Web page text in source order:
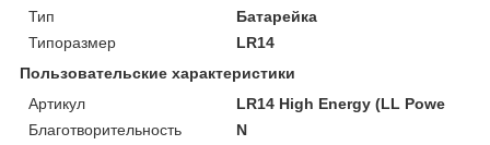
Тип
Батарейка
Типоразмер
LR14
Пользовательские характеристики
Артикул
LR14 High Energy (LL Powe
Благотворительность
N